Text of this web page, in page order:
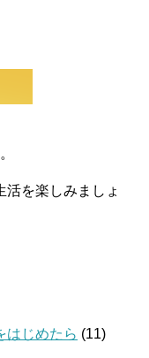
を楽しみましょ
はじめたら (11)